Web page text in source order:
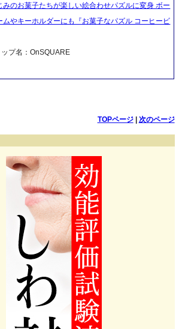
みのお菓子たちが楽しい絵合わせパズルに変身 ボー
ムやキーホルダーにも『お菓子なパズル コーヒービ
プ名：OnSQUARE
TOPページ| 次のページ